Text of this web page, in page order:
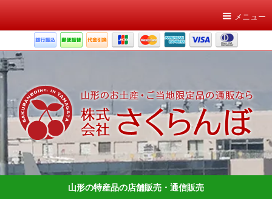
メニュー
山形の特産品の店舗販売・通信販売